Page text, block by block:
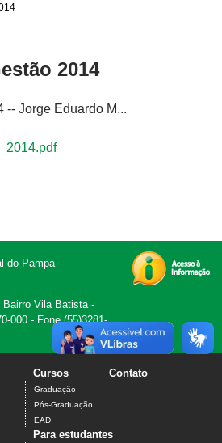
2014
-- Jorge Eduardo M...
do Pampa -
Bairro Vila Batista -
000 - Fone (55)3281-
Cursos
Graduação
Pós-Graduação
EAD
Contato
Para estudantes